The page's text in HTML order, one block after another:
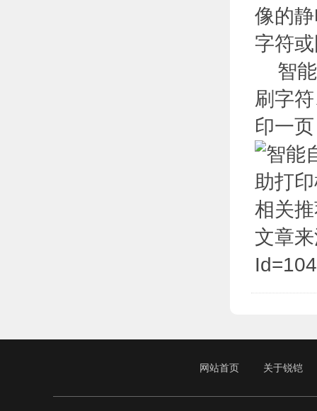
像的
字符
智能
刷字
印一
相关
文章
网站首页 关于锐铠